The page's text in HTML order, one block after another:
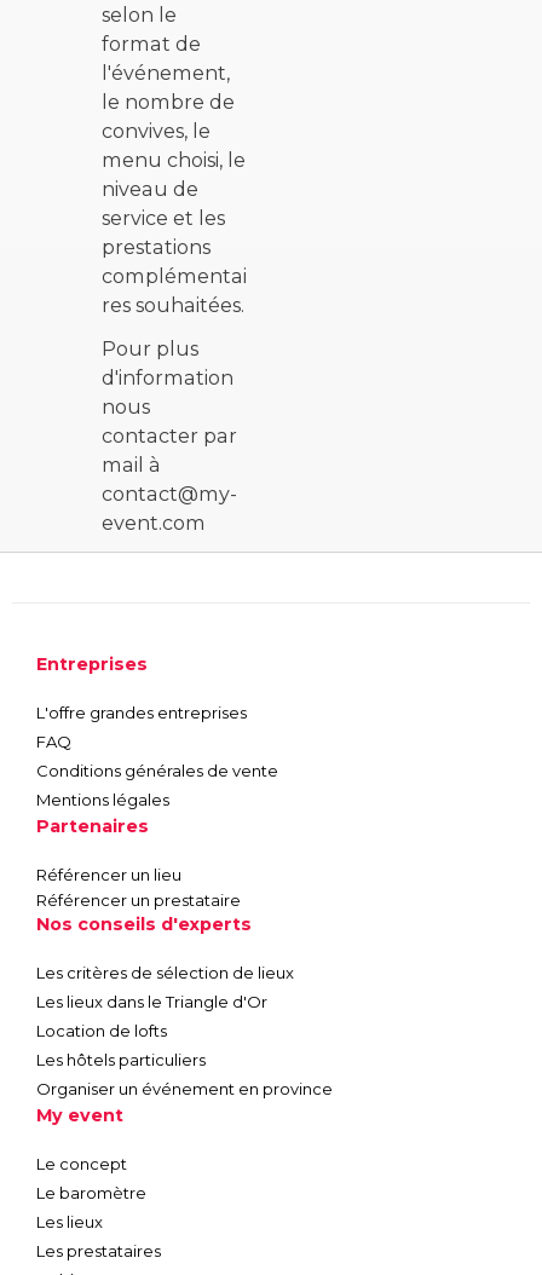
selon le
format de
l'événement,
le nombre de
convives, le
menu choisi, le
niveau de
service et les
prestations
complémentai
res souhaitées.
Pour plus
d'information
nous
contacter par
mail à
contact@my-
event.com
Entreprises
L'offre grandes entreprises
FAQ
Conditions générales de vente
Mentions légales
Partenaires
Référencer un lieu
Référencer un prestataire
Nos conseils d'experts
Les critères de sélection de lieux
Les lieux dans le Triangle d'Or
Location de lofts
Les hôtels particuliers
Organiser un événement en province
My event
Le concept
Le baromètre
Les lieux
Les prestataires